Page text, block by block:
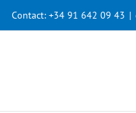
Contact: +34 91 642 09 43 |